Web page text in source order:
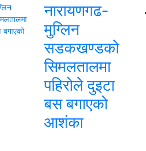
नारायणगढ-
मुग्लिन
सडकखण्डको
सिमलतालमा
पहिरोले दुइटा
बस बगाएको
आशंका